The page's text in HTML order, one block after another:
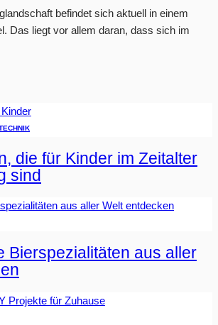
befindet sich aktuell in einem
Das liegt vor allem daran, dass sich im
die für Kinder im Zeitalter
sind
Bierspezialitäten aus aller